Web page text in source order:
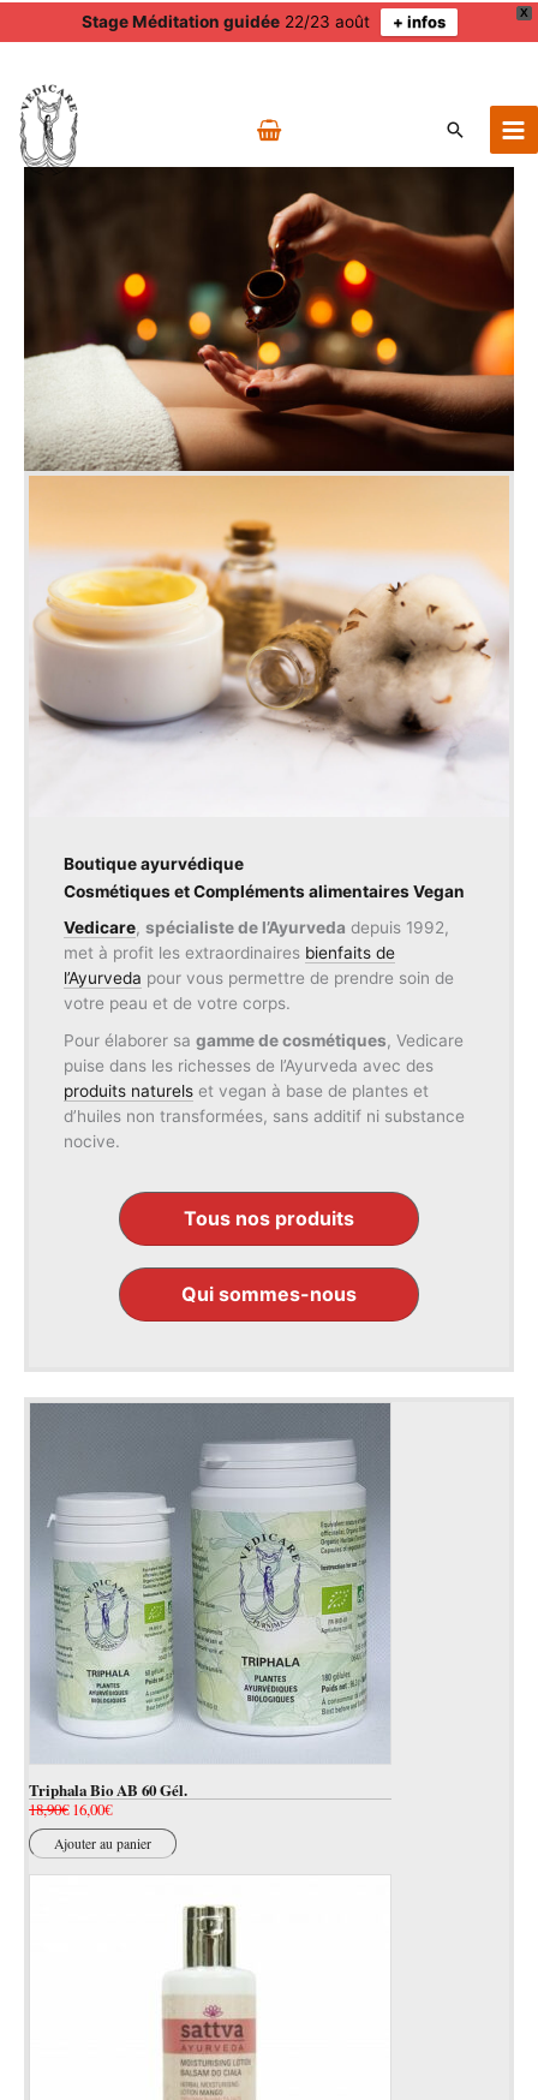
X
Stage Méditation guidée22/23 août
+ infos
contenu
Boutique ayurvédique
Cosmétiques et Compléments alimentaires Vegan
Vedicare, spécialiste de l’Ayurveda depuis 1992,
met à profit les extraordinaires bienfaits de
l’Ayurveda pour vous permettre de prendre soin de
votre peau et de votre corps.
Pour élaborer sa gamme de cosmétiques, Vedicare
puise dans les richesses de l’Ayurveda avec des
produits naturels et vegan à base de plantes et
d’huiles non transformées, sans additif ni substance
nocive.
Tous nos produits
Qui sommes-nous
Triphala Bio AB 60 Gél.
18,90€ Le
prix
initial
était :
16,00€Le
prix
actuel
est :
Ajouter au panier